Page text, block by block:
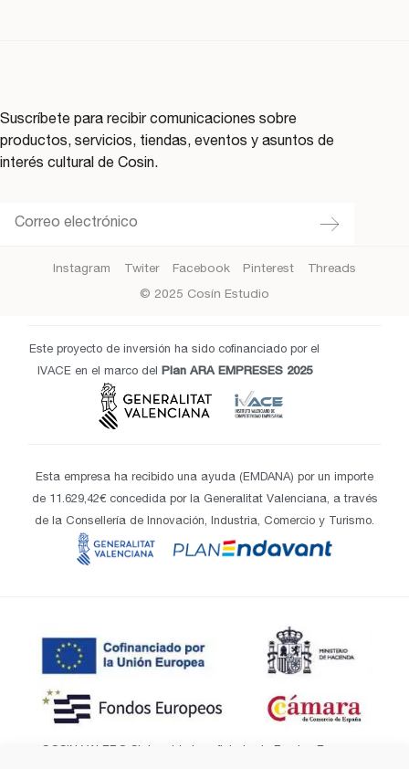
Suscríbete para recibir comunicaciones sobre
productos, servicios, tiendas, eventos y asuntos de
interés cultural de Cosin.
© 2025 Cosín Estudio
Instagram Twiter Facebook Pinterest Threads
Este proyecto de inversión ha sido cofinanciado por el
IVACE en el marco del Plan ARA EMPRESES 2025
Esta empresa ha recibido una ayuda (EMDANA) por un importe
de 11.629,42€ concedida por la Generalitat Valenciana, a través
de la Consellería de Innovación, Industria, Comercio y Turismo.